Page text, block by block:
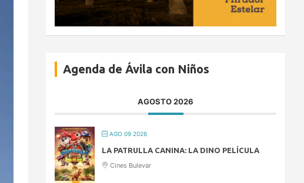
Agenda de Ávila con Niños
AGOSTO 2026
AGO 09 2026
LA PATRULLA CANINA: LA DINO PELÍCULA
Cines Bulevar